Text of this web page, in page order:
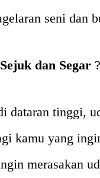
seni dan
dan Segar?️
dataran tinggi,
kamu yang
merasakan